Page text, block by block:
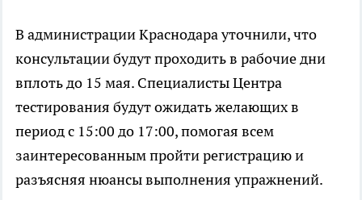
В администрации Краснодара уточнили, что
консультации будут проходить в рабочие дни
вплоть до 15 мая. Специалисты Центра
тестирования будут ожидать желающих в
период с 15:00 до 17:00, помогая всем
заинтересованным пройти регистрацию и
разъясняя нюансы выполнения упражнений.